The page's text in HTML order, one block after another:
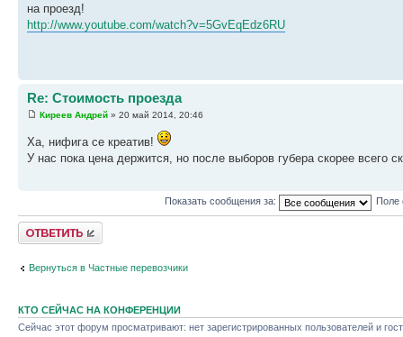
на проезд!
http://www.youtube.com/watch?v=5GvEqEdz6RU
Re: Стоимость проезда
Киреев Андрей » 20 май 2014, 20:46
Ха, нифига се креатив!
У нас пока цена держится, но после выборов губера скорее всего
Показать сообщения за: Поле
Ответить
Вернуться в Частные перевозчики
КТО СЕЙЧАС НА КОНФЕРЕНЦИИ
Сейчас этот форум просматривают: нет зарегистрированных пользователей и